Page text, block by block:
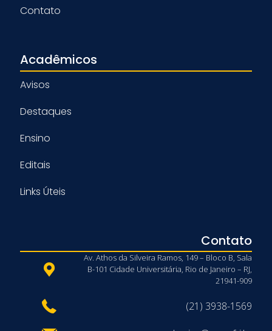
Contato
Acadêmicos
Avisos
Destaques
Ensino
Editais
Links Úteis
Contato
Av. Athos da Silveira Ramos, 149 – Bloco B, Sala
B-101 Cidade Universitária, Rio de Janeiro – RJ,
21941-909
(21) 3938-1569